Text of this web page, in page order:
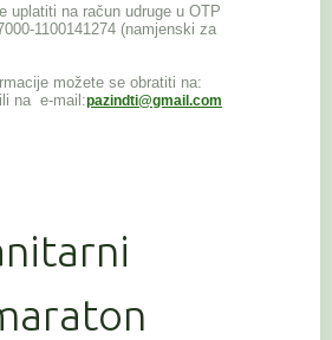
uplatiti na račun udruge u OTP
1100141274 (namjenski za
možete se obratiti na:
na e-mail:pazindti@gmail.com